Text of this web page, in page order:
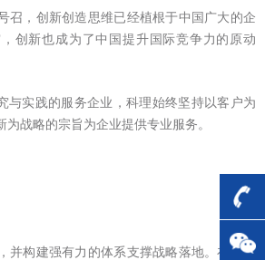
召，创新创造思维已经植根于中国广大的企
创新也成为了中国提升国际竞争力的原动
与实践的服务企业，科理始终坚持以客户为
战略的宗旨为企业提供专业服务。
并构建强有力的体系支撑战略落地。在体系